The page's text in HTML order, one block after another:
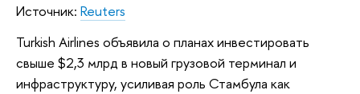
Источник: Reuters
Turkish Airlines объявила о планах инвестировать
свыше $2,3 млрд в новый грузовой терминал и
инфраструктуру, усиливая роль Стамбула как